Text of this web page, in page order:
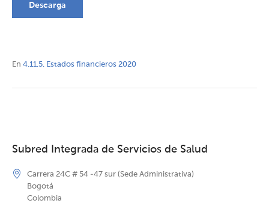
Descarga
En 4.11.5. Estados financieros 2020
Subred Integrada de Servicios de Salud
Carrera 24C # 54 -47 sur (Sede Administrativa)
Bogotá
Colombia